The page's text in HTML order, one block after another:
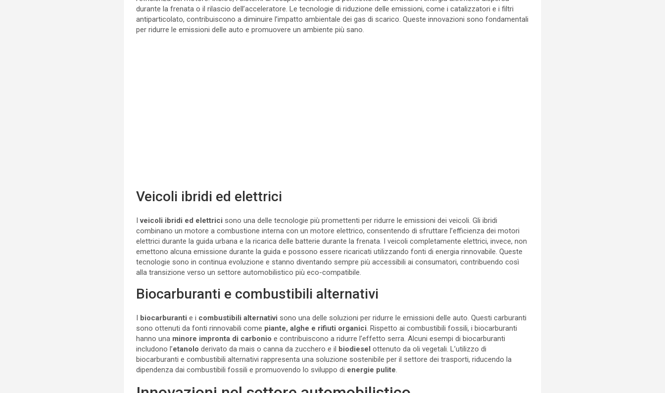
durante la frenata o il rilascio dell’acceleratore. Le tecnologie di riduzione delle emissioni, come i catalizzatori e i filtri
antiparticolato, contribuiscono a diminuire l’impatto ambientale dei gas di scarico. Queste innovazioni sono fondamentali
per ridurre le emissioni delle auto e promuovere un ambiente più sano.
Veicoli ibridi ed elettrici
Iveicoli ibridi ed elettrici sono una delle tecnologie più promettenti per ridurre le emissioni dei veicoli. Gli ibridi
combinano un motore a combustione interna con un motore elettrico, consentendo di sfruttare l’efficienza dei motori
elettrici durante la guida urbana e la ricarica delle batterie durante la frenata. I veicoli completamente elettrici, invece, non
emettono alcuna emissione durante la guida e possono essere ricaricati utilizzando fonti di energia rinnovabile. Queste
tecnologie sono in continua evoluzione e stanno diventando sempre più accessibili ai consumatori, contribuendo così
alla transizione verso un settore automobilistico più eco-compatibile.
Biocarburanti e combustibili alternativi
I biocarburanti e i combustibili alternativi sono una delle soluzioni per ridurre le emissioni delle auto. Questi carburanti
sono ottenuti da fonti rinnovabili come piante, alghe e rifiuti organici. Rispetto ai combustibili fossili, i biocarburanti
hanno una minore impronta di carbonio e contribuiscono a ridurre l’effetto serra. Alcuni esempi di biocarburanti
includono l’etanolo derivato da mais o canna da zucchero e il biodiesel ottenuto da oli vegetali. L’utilizzo di
biocarburanti e combustibili alternativi rappresenta una soluzione sostenibile per il settore dei trasporti, riducendo la
dipendenza dai combustibili fossili e promuovendo lo sviluppo di energie pulite.